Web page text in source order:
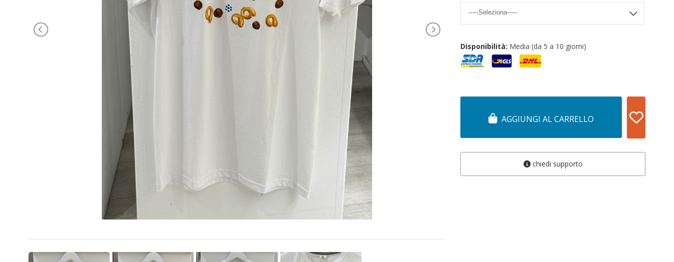
Disponibilità: Media (da 5 a 10 giorni)
AGGIUNGI AL CARRELLO
chiedi supporto